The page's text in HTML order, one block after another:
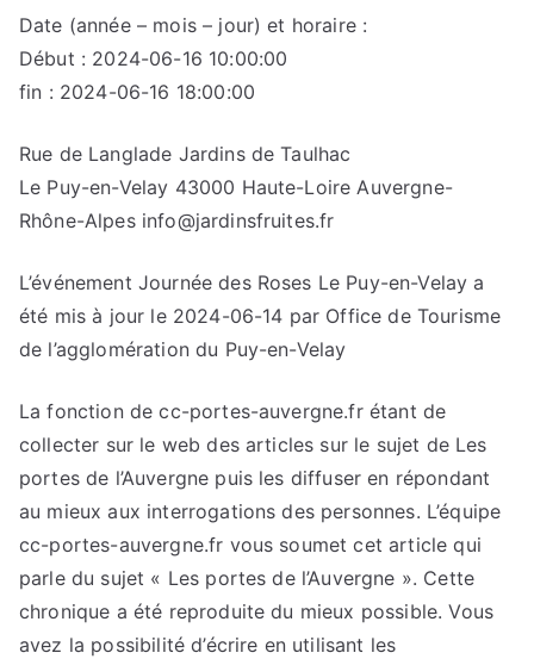
Date (année – mois – jour) et horaire :
Début : 2024-06-16 10:00:00
fin : 2024-06-16 18:00:00
Rue de Langlade Jardins de Taulhac
Le Puy-en-Velay 43000 Haute-Loire Auvergne-
Rhône-Alpes info@jardinsfruites.fr
L’événement Journée des Roses Le Puy-en-Velay a
été mis à jour le 2024-06-14 par Office de Tourisme
de l’agglomération du Puy-en-Velay
La fonction de cc-portes-auvergne.fr étant de
collecter sur le web des articles sur le sujet de Les
portes de l’Auvergne puis les diffuser en répondant
au mieux aux interrogations des personnes. L’équipe
cc-portes-auvergne.fr vous soumet cet article qui
parle du sujet « Les portes de l’Auvergne ». Cette
chronique a été reproduite du mieux possible. Vous
avez la possibilité d’écrire en utilisant les